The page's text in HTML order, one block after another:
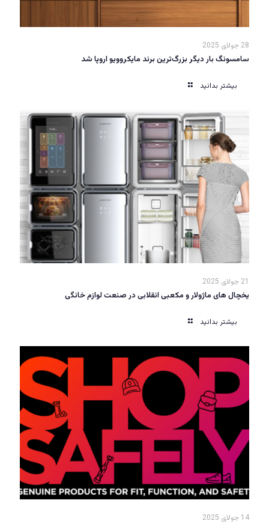
28 جولای 2025
سامسونگ بار دیگر بزرگ‌ترین برند مایکروویو اروپا شد
بیشتر بدانید
21 جولای 2025
یخچال های ماژولار و مکعبی انقلابی در صنعت لوازم خانگی
بیشتر بدانید
14 جولای 2025